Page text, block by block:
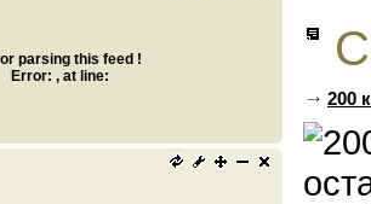
parsing this feed !
Error: , at line:
200